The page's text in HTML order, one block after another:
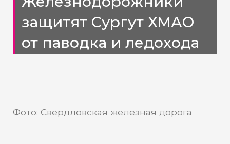
защитят Сургут ХМАО
от паводка и ледохода
Фото: Свердловская железная дорога